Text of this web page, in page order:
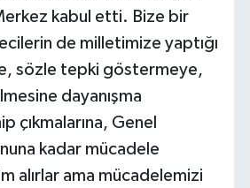
kabul etti. Bize bir
de milletimize yaptığı
sözle tepki göstermeye,
dayanışma
çıkmalarına, Genel
kadar mücadele
alırlar ama mücadelemizi